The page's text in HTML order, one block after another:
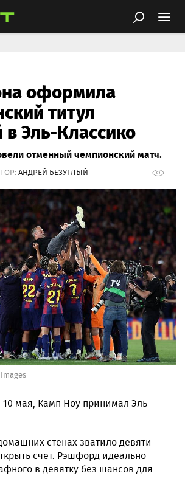
оформила
титул
Эль-Классико
отменный чемпионский матч.
АНДРЕЙ БЕЗУГЛЫЙ
10 мая, Камп Ноу принимал Эль-
стенах зватило девяти
счет. Рэшфорд идеально
в девятку без шансов для